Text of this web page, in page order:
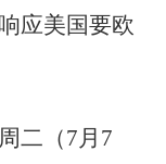
应美国要欧
二（7月7